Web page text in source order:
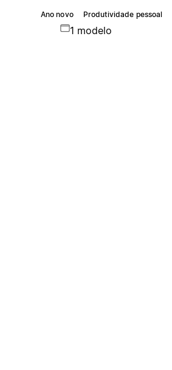
Ano novo Produtividade pessoal
1 modelo